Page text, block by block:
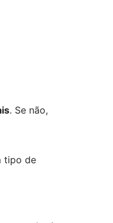
. Se não,
tipo de